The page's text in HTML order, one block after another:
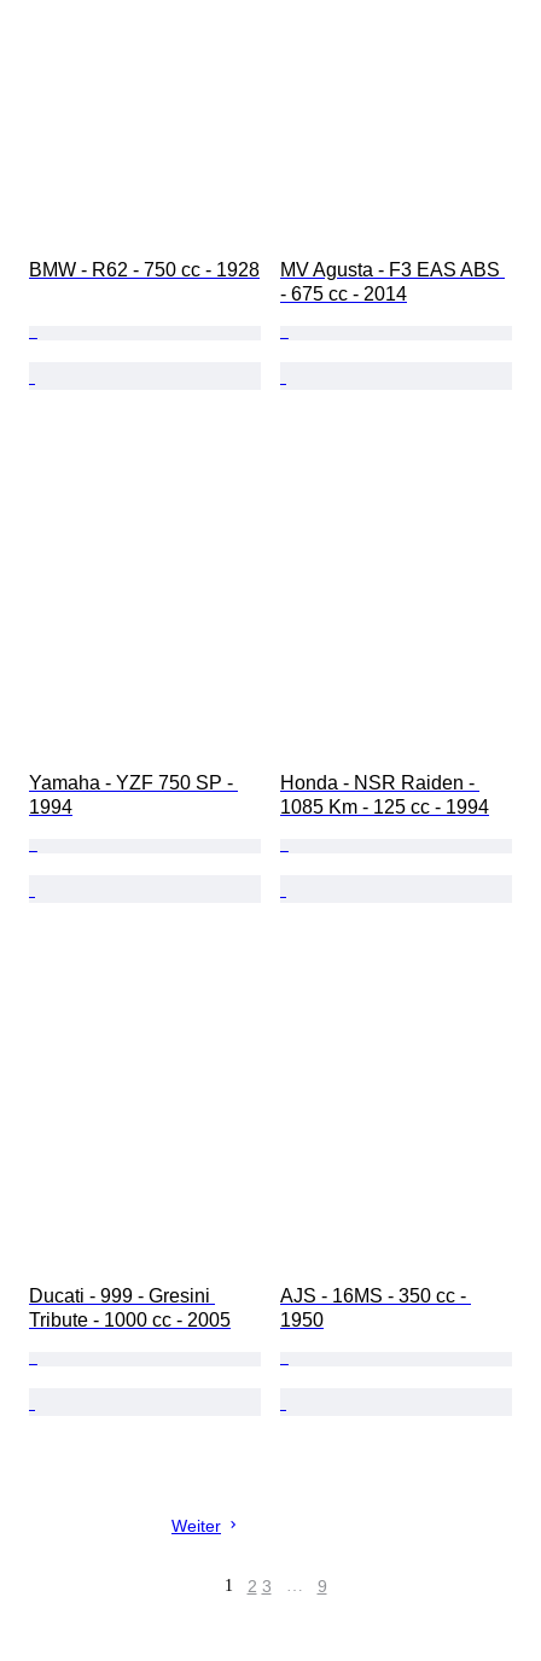
BMW - R62 - 750 cc - 1928
MV Agusta - F3 EAS ABS
- 675 cc - 2014
Yamaha - YZF 750 SP -
1994
Honda - NSR Raiden -
1085 Km - 125 cc - 1994
Ducati - 999 - Gresini
Tribute - 1000 cc - 2005
AJS - 16MS - 350 cc -
1950
Weiter
1 2 3 … 9